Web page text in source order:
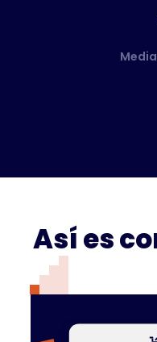
Así es